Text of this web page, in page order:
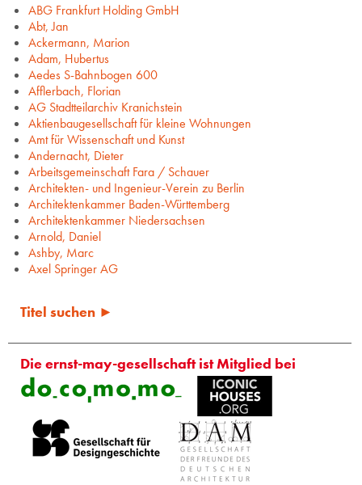
ABG Frankfurt Holding GmbH
Abt, Jan
Ackermann, Marion
Adam, Hubertus
Aedes S-Bahnbogen 600
Afflerbach, Florian
AG Stadtteilarchiv Kranichstein
Aktienbaugesellschaft für kleine Wohnungen
Amt für Wissenschaft und Kunst
Andernacht, Dieter
Arbeitsgemeinschaft Fara / Schauer
Architekten- und Ingenieur-Verein zu Berlin
Architektenkammer Baden-Württemberg
Architektenkammer Niedersachsen
Arnold, Daniel
Ashby, Marc
Axel Springer AG
Titel suchen ►
Die ernst-may-gesellschaft ist Mitglied bei